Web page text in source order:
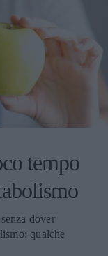
tempo
dover
qualche